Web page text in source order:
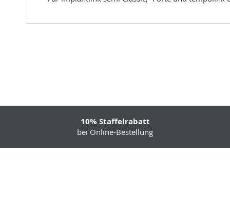
10% Staffelrabatt
bei Online-Bestellung